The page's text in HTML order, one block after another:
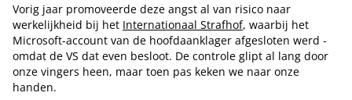
Vorig jaar promoveerde deze angst al van risico naar
werkelijkheid bij het Internationaal Strafhof, waarbij het
Microsoft-account van de hoofdaanklager afgesloten werd -
omdat de VS dat even besloot. De controle glipt al lang door
onze vingers heen, maar toen pas keken we naar onze
handen.